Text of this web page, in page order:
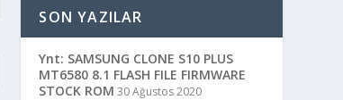
SON YAZILAR
Ynt: SAMSUNG CLONE S10 PLUS
MT6580 8.1 FLASH FILE FIRMWARE
STOCK ROM 30 Ağustos 2020